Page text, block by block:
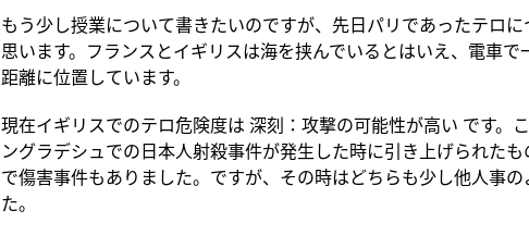
もう少し授業について書きたいのですが、先日パリであったテロ
思います。フランスとイギリスは海を挟んでいるとはいえ、電車で
距離に位置しています。
現在イギリスでのテロ危険度は 深刻：攻撃の可能性が高い です。
ングラデシュでの日本人射殺事件が発生した時に引き上げられた
で傷害事件もありました。ですが、その時はどちらも少し他人事
た。